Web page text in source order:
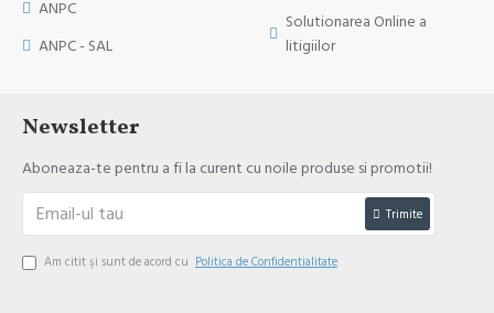
ANPC
ANPC - SAL
Solutionarea Online a
litigiilor
Newsletter
Aboneaza-te pentru a fi la curent cu noile produse si promotii!
Trimite
Am citit şi sunt de acord cu Politica de Confidentialitate